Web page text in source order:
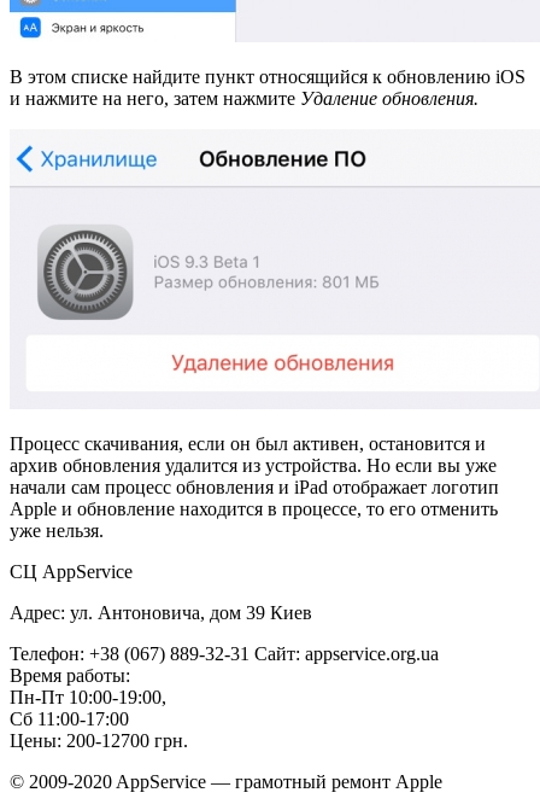
В этом списке найдите пункт относящийся к обновлению iOS
и нажмите на него, затем нажмите Удаление обновления.
Процесс скачивания, если он был активен, остановится и
архив обновления удалится из устройства. Но если вы уже
начали сам процесс обновления и iPad отображает логотип
Apple и обновление находится в процессе, то его отменить
уже нельзя.
СЦ AppService
Адрес: ул. Антоновича, дом 39 Киев
Телефон: +38 (067) 889-32-31 Сайт: appservice.org.ua
Время работы:
Пн-Пт 10:00-19:00,
Сб 11:00-17:00
Цены: 200-12700 грн.
© 2009-2020 AppService — грамотный ремонт Apple